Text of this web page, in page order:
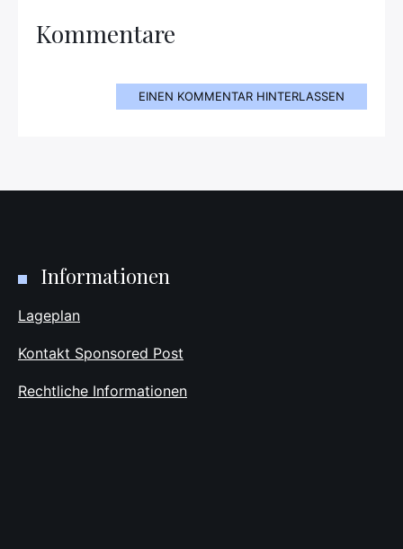
Kommentare
EINEN KOMMENTAR HINTERLASSEN
Informationen
Lageplan
Kontakt Sponsored Post
Rechtliche Informationen